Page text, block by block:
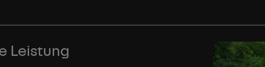
Leistung